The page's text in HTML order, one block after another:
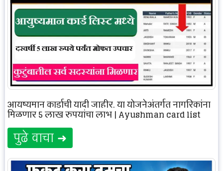
आयुष्यमान कार्डाची यादी जाहीर, या योजनेअंतर्गत नागरिकांना
मिळणार 5 लाख रुपयांचा लाभ | Ayushman card list
पुढे वाचा ➜